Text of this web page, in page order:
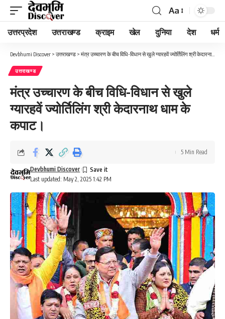
Font
Resizer
Aa
उत्तरप्रदेश उत्तराखण्ड क्राइम खेल दुनिया देश धर्म
Devbhumi Discover > उत्तराखण्ड > मंत्र उच्चारण के बीच विधि-विधान से खुले ग्यारहवें ज्योर्तिलिंग श्री केदारनाथ धाम के कपाट।
उत्तराखण्ड
मंत्र उच्चारण के बीच विधि-विधान से खुले
ग्यारहवें ज्योर्तिलिंग श्री केदारनाथ धाम के
कपाट।
Last updated: May 2, 2025 1:42 PM
Devbhumi Discover
5 Min Read